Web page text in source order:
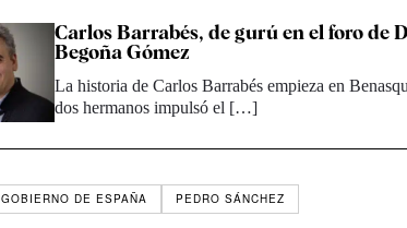
Carlos Barrabés, de gurú en el foro de
Begoña Gómez
La historia de Carlos Barrabés empieza en
dos hermanos impulsó el […]
GOBIERNO DE ESPAÑA PEDRO SÁNCHEZ